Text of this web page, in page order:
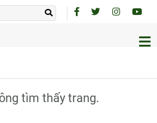
tìm thấy trang.